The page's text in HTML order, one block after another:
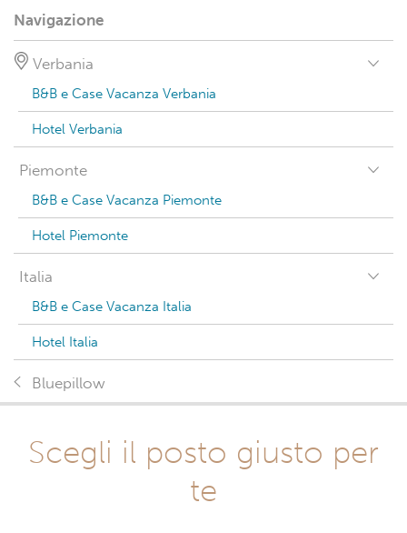
Navigazione
Verbania
B&B e Case Vacanza Verbania
Hotel Verbania
Piemonte
B&B e Case Vacanza Piemonte
Hotel Piemonte
Italia
B&B e Case Vacanza Italia
Hotel Italia
Bluepillow
Scegli il posto giusto per
te